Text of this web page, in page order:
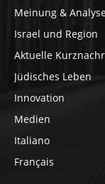
Meinung &
Israel und Region
Aktuelle
Jüdisches Leben
Innovation
Medien
Italiano
Français